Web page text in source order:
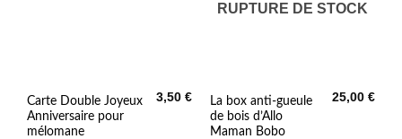
Carte Double Joyeux
Anniversaire pour
mélomane
3,50€
RUPTURE DE STOCK
La box anti-gueule
de bois d’Allo
Maman Bobo
25,00€